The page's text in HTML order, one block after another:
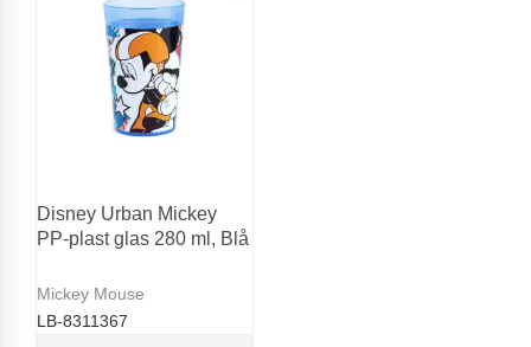
Disney Urban Mickey
PP-plast glas 280 ml, Blå
Mickey Mouse
LB-8311367